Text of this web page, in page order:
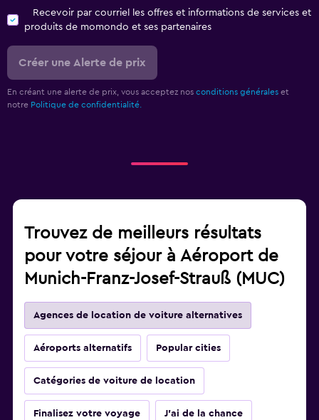
Recevoir par courriel les offres et informations de services et
produits de momondo et ses partenaires
Créer une Alerte de prix
En créant une alerte de prix, vous acceptez nos conditions générales et
notre Politique de confidentialité.
Trouvez de meilleurs résultats
pour votre séjour à Aéroport de
Munich-Franz-Josef-Strauß (MUC)
Agences de location de voiture alternatives
Aéroports alternatifs Popular cities
Catégories de voiture de location
Finalisez votre voyage J'ai de la chance